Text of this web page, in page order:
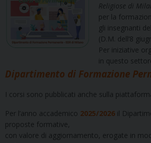
Religiose di
per la
gli insegnanti
(D.M. dell’8
Per iniziative
in questo
Dipartimento di Formazione
I corsi sono pubblicati anche sulla
Per l’anno accademico 2025/2026 il
proposte formative,
con valore di aggiornamento, erogate in